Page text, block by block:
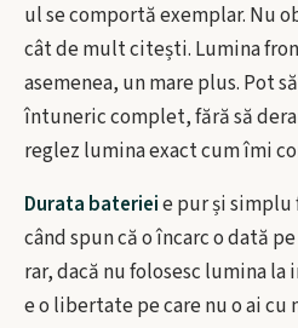
ul se comportă exemplar. Nu
cât de mult citești. Lumina
asemenea, un mare plus. Pot
întuneric complet, fără să
reglez lumina exact cum îmi
Durata baterieie pur și simplu
când spun că o încarc o dată
rar, dacă nu folosesc lumina
e o libertate pe care nu o ai